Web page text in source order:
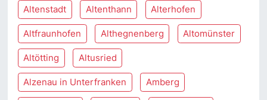
Altenstadt Altenthann Alterhofen
Altfraunhofen Althegnenberg Altomünster
Altötting Altusried
Alzenau in Unterfranken Amberg